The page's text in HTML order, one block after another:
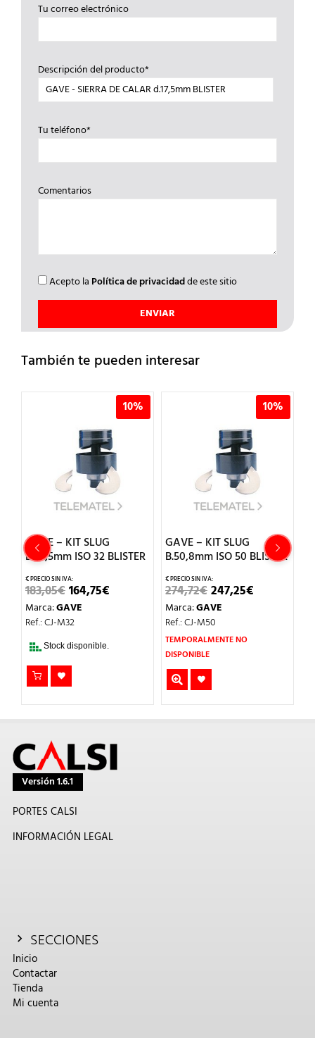
Tu correo electrónico
Descripción del producto*
Tu teléfono*
Comentarios
Acepto la Política de privacidadde este sitio
También te pueden interesar
10%
GAVE – KIT SLUG
B.32,5mm ISO 32 BLISTER
183,05€EL
PRECIO
ORIGINAL
ERA:
164,75€
Marca:GAVE
Ref.: CJ-M32
Stock disponible.
10%
GAVE – KIT SLUG
B.50,8mm ISO 50 BLISTER
274,72€EL
PRECIO
ORIGINAL
ERA:
274,72€.
247,25€
Marca:GAVE
Ref.: CJ-M50
TEMPORALMENTE NO
DISPONIBLE
Versión 1.6.1
PORTES CALSI
INFORMACIÓN LEGAL
SECCIONES
Inicio
Contactar
Tienda
Mi cuenta